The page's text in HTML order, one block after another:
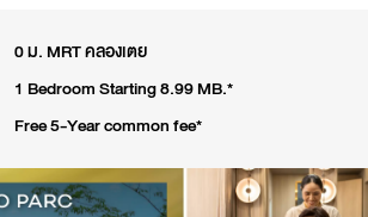
0 ม. MRT คลองเตย
1 Bedroom Starting 8.99 MB.*
Free 5-Year common fee*